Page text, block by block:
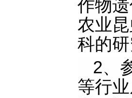
作物
农业
科的
2、
等行